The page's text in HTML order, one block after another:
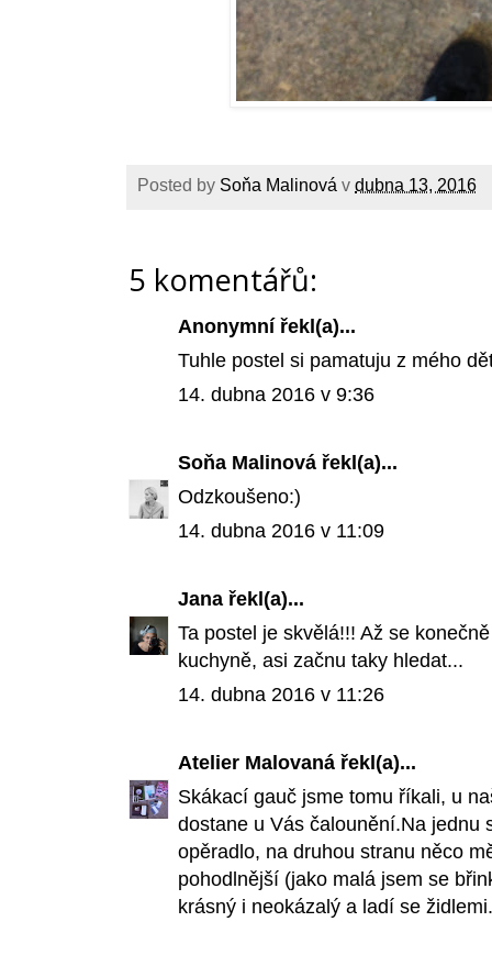
Posted by Soňa Malinová v dubna 13, 2016
5 komentářů:
Anonymní řekl(a)...
Tuhle postel si pamatuju z mého
14. dubna 2016 v 9:36
Soňa Malinová řekl(a)...
Odzkoušeno:)
14. dubna 2016 v 11:09
Jana řekl(a)...
Ta postel je skvělá!!! Až se
kuchyně, asi začnu taky hledat...
14. dubna 2016 v 11:26
Atelier Malovaná řekl(a)...
Skákací gauč jsme tomu říkali, u
dostane u Vás čalounění.Na jednu
opěradlo, na druhou stranu něco
pohodlnější (jako malá jsem se
krásný i neokázalý a ladí se